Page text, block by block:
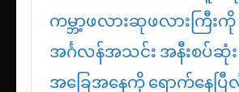
ကမ္ဘာ့ဖလားဆုဖလားကြီး
အင်္ဂလန်အသင်း အနီးစပ်ဆုံး
အခြေအနေကို ရောက်နေပ